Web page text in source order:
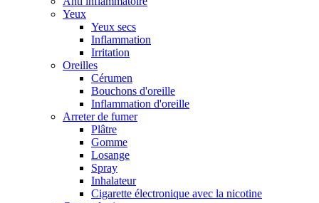
Yeux
Yeux secs
Inflammation
Irritation
Oreilles
Cérumen
Bouchons d'oreille
Inflammation d'oreille
Arreter de fumer
Plâtre
Gomme
Losange
Spray
Inhalateur
Cigarette électronique avec la nicotine